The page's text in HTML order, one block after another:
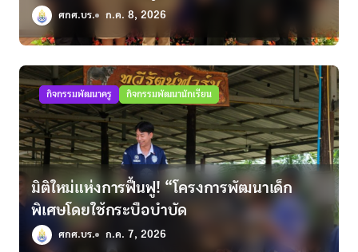
ตามพระราชดำริฯ
ศกศ.บร. ก.ค. 8, 2026
กิจกรรมพัฒนาครู กิจกรรมพัฒนานักเรียน
มิติใหม่แห่งการฟื้นฟู! “โครงการพัฒนาเด็ก
พิเศษโดยใช้กระบือบำบัด
ศกศ.บร. ก.ค. 7, 2026